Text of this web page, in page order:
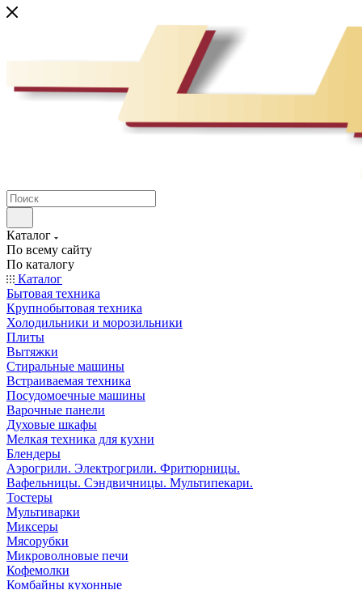
Каталог
По всему сайту
По каталогу
Каталог
Бытовая техника
Крупнобытовая техника
Холодильники и морозильники
Плиты
Вытяжки
Стиральные машины
Встраиваемая техника
Посудомоечные машины
Варочные панели
Духовые шкафы
Мелкая техника для кухни
Блендеры
Аэрогрили. Электрогрили. Фритюрницы.
Вафельницы. Сэндвичницы. Мультипекари.
Тостеры
Мультиварки
Миксеры
Мясорубки
Микроволновые печи
Кофемолки
Комбайны кухонные